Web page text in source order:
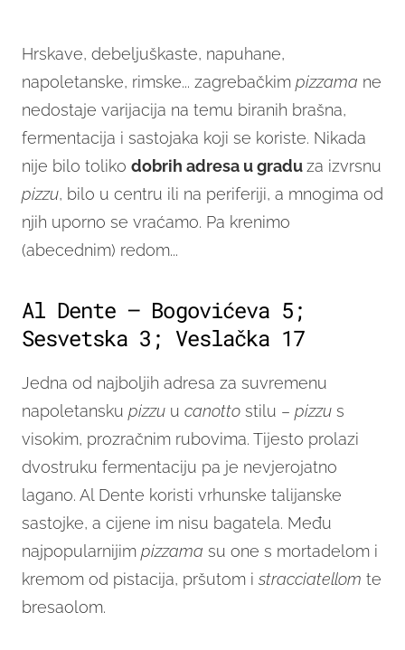
Hrskave, debeljuškaste, napuhane,
napoletanske, rimske... zagrebačkim pizzama ne
nedostaje varijacija na temu biranih brašna,
fermentacija i sastojaka koji se koriste. Nikada
nije bilo toliko dobrih adresa u graduza izvrsnu
pizzu, bilo u centru ili na periferiji, a mnogima od
njih uporno se vraćamo. Pa krenimo
(abecednim) redom...
Al Dente – Bogovićeva 5;
Sesvetska 3; Veslačka 17
Jedna od najboljih adresa za suvremenu
napoletansku pizzu u canotto stilu – pizzu s
visokim, prozračnim rubovima. Tijesto prolazi
dvostruku fermentaciju pa je nevjerojatno
lagano. Al Dente koristi vrhunske talijanske
sastojke, a cijene im nisu bagatela. Među
najpopularnijim pizzama su one s mortadelom i
kremom od pistacija, pršutom i stracciatellom te
bresaolom.